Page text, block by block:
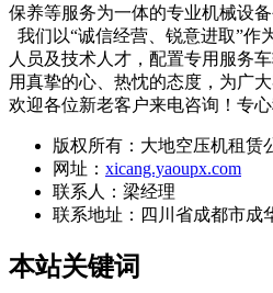
保养等服务为一体的专业机械设备
我们以“诚信经营、锐意进取”作
人员及技术人才，配置专用服务
用真挚的心、热忱的态度，为广
欢迎各位新老客户来电咨询！专
版权所有：大地空压机租赁
网址： xicang.yaoupx.com
联系人：梁经理
联系地址： 四川省成都市成
本站关键词